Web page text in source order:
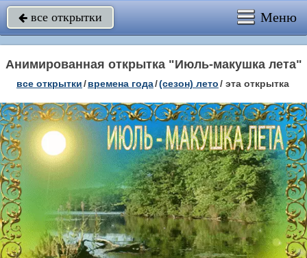
 все открытки Меню
Анимированная открытка "Июль-макушка лета"
все открытки/времена года/(сезон) лето/ эта открытка